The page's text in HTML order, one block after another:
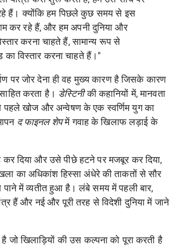
रहे हैं। क्योंकि हम पिछले कुछ समय से इस
कर रहे हैं, और हम अपनी दुनिया और
करना चाहते हैं, सामान्य रूप से
का विस्तार करना चाहते हैं।"
पर जोर देना ही वह मुख्य कारण है जिसके कारण
करता है। डेस्टिनीकी कहानियों में, मानवता
खोज और अन्वेषण के एक स्वर्णिम युग का
द फाइनल शेप में गवाह के खिलाफ लड़ाई के
कर दिया और उसे पीछे हटने पर मजबूर कर दिया,
का अधिकांश हिस्सा अंधेरे की ताकतों से सौर
पाने में व्यतीत हुआ है। लंबे समय में पहली बार,
हैं और नई और पूरी तरह से विदेशी दुनिया में जाने
जो खिलाड़ियों की उस कल्पना को पूरा करती है